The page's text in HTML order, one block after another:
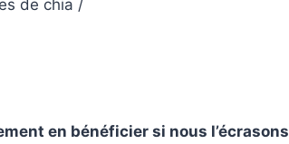
de chia /
en bénéficier si nous l’écrasons